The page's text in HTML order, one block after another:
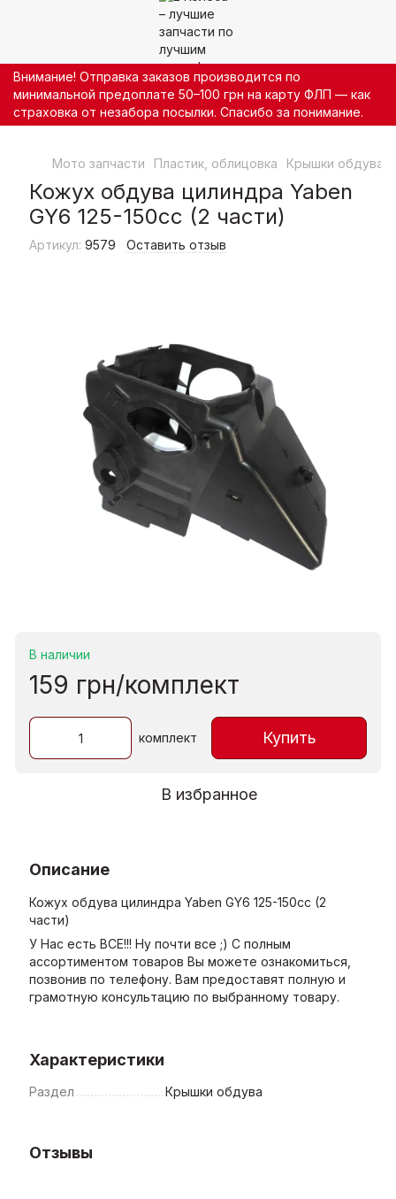
Внимание! Отправка заказов производится по
минимальной предоплате 50–100 грн на карту ФЛП — как
страховка от незабора посылки. Спасибо за понимание.
Мото запчасти Пластик, облицовка Крышки обдува
Кожух обдува цилиндра Yaben
GY6 125-150cc (2 части)
Артикул: 9579 Оставить отзыв
В наличии
159 грн/комплект
комплект Купить
В избранное
Описание
Кожух обдува цилиндра Yaben GY6 125-150cc (2
части)
У Нас есть ВСЕ!!! Ну почти все ;) С полным
ассортиментом товаров Вы можете ознакомиться,
позвонив по телефону. Вам предоставят полную и
грамотную консультацию по выбранному товару.
Характеристики
Раздел Крышки обдува
Отзывы